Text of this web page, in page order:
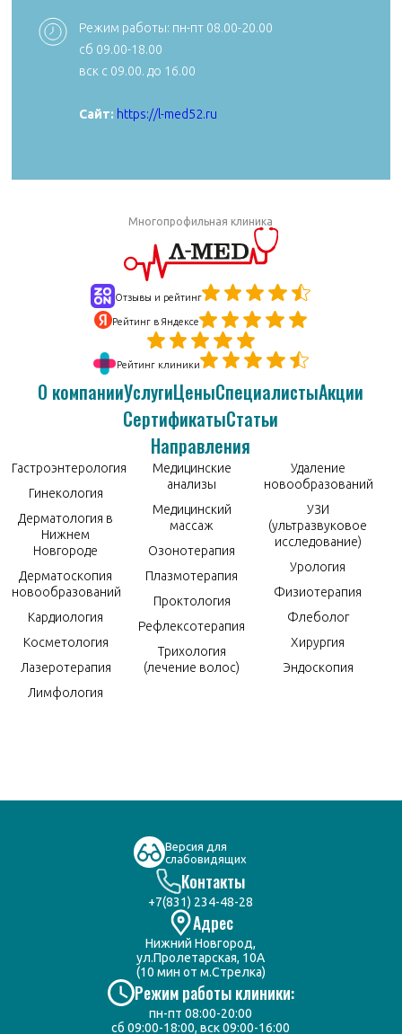
Режим работы: пн-пт 08.00-20.00
сб 09.00-18.00
вск с 09.00. до 16.00
Сайт: https://l-med52.ru
Многопрофильная клиника
Отзывы и рейтинг
Рейтинг в Яндексе
Рейтинг клиники
О компанииУслугиЦеныСпециалистыАкции
СертификатыСтатьи
Направления
Гастроэнтерология
Гинекология
Дерматология в
Нижнем
Новгороде
Дерматоскопия
новообразований
Кардиология
Косметология
Лазеротерапия
Лимфология
Медицинские
анализы
Медицинский
массаж
Озонотерапия
Плазмотерапия
Проктология
Рефлексотерапия
Трихология
(лечение волос)
Удаление
новообразований
УЗИ
(ультразвуковое
исследование)
Урология
Физиотерапия
Флеболог
Хирургия
Эндоскопия
Контакты
+7(831) 234-48-28
Адрес
Нижний Новгород,
ул.Пролетарская, 10А
(10 мин от м.Стрелка)
Режим работы клиники:
пн-пт 08:00-20:00
сб 09:00-18:00, вск 09:00-16:00
Версия для
слабовидящих